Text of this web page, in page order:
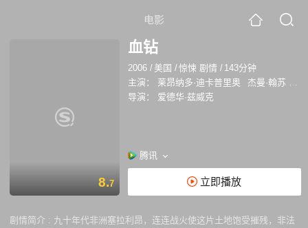
电影
8.7
血钻
2006 / 美国 /惊悚 剧情 / 143分钟
主演：
莱昂纳多·迪卡普里奥 杰曼·翰苏
詹
导演：
爱德华·兹威克
腾讯
立即播放
剧情简介 : 九十年代非洲塞拉利昂，连连战火使这片土地饱受摧残，非法